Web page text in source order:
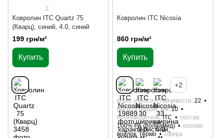
2
Ковролин ITC Quartz 75
(Кварц), синий, 4.0, синий
199 грн/м²
Купить
Ковролин ITC Nicosia
860 грн/м²
Купить
+2
класс износоустойчивости 22
высота общая, мм 10
производитель ITC
состав
100% РА (полиамид)
основа
войлок, термо
сфера